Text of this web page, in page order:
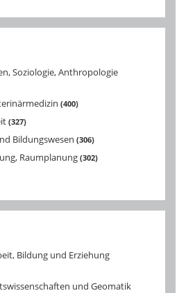
Soziologie, Anthropologie
400
327
Bildungswesen 306
Raumplanung 302
Bildung und Erziehung
und Geomatik